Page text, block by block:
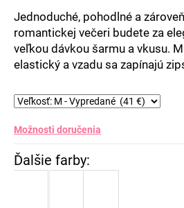
5
hviezdičiek.
Jednoduché, pohodlné a
romantickej večeri budete za
veľkou dávkou šarmu a vkusu.
elastický a vzadu sa zapínajú
Možnosti doručenia